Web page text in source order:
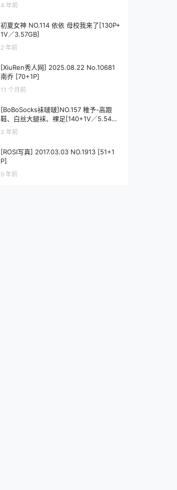
4 年前
初夏女神 NO.114 依依 母校我来了[130P+
1V／3.57GB]
2 年前
[XiuRen秀人网] 2025.08.22 No.10681
南乔 [70+1P]
11 个月前
[BoBoSocks袜啵啵]NO.157 稚予-高跟
鞋、白丝大腿袜、裸足[140+1V／5.54G
3 年前
[ROSI写真] 2017.03.03 NO.1913 [51+1
P]
9 年前